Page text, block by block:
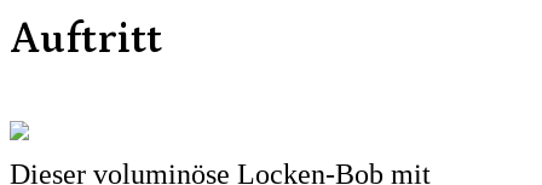
Auftritt
Dieser voluminöse Locken-Bob mit